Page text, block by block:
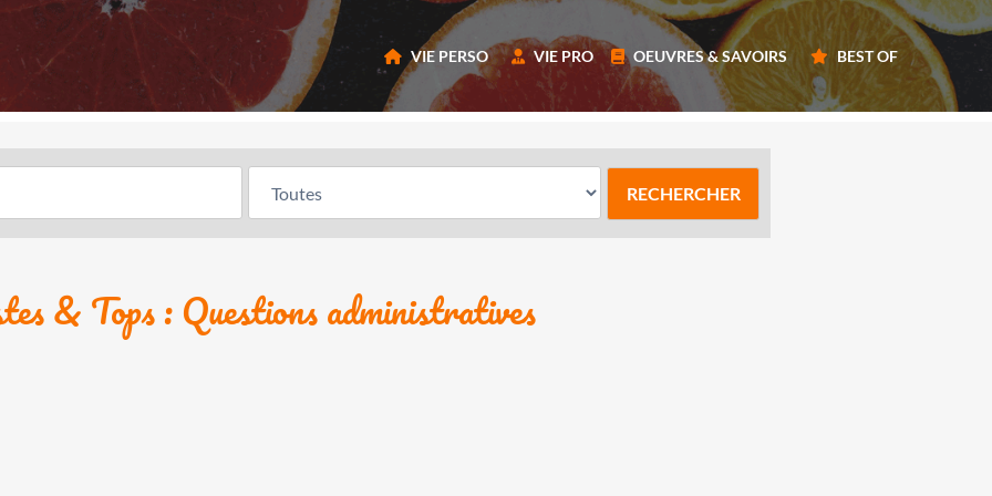
VIE PERSO VIE PRO OEUVRES & SAVOIRS BEST OF
& Tops : Questions administratives